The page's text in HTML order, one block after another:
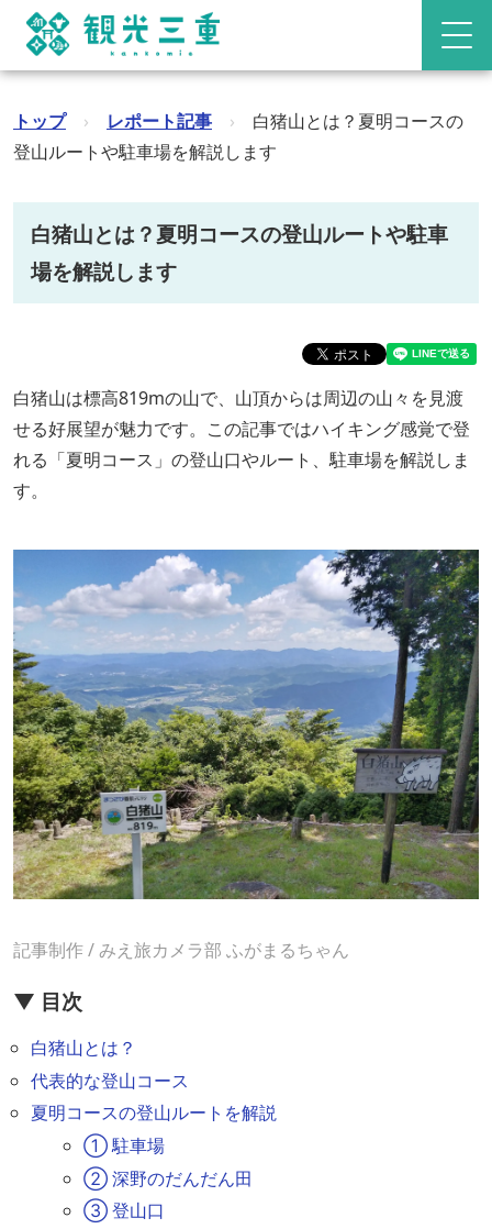
トップ › レポート記事 ›
白猪山とは？夏明コースの
登山ルートや駐車場を解説します
白猪山とは？夏明コースの登山ルートや駐車
場を解説します
白猪山は標高819mの山で、山頂からは周辺の山々を見渡
せる好展望が魅力です。この記事ではハイキング感覚で登
れる「夏明コース」の登山口やルート、駐車場を解説しま
す。
記事制作 / みえ旅カメラ部 ふがまるちゃん
▼ 目次
白猪山とは？
代表的な登山コース
夏明コースの登山ルートを解説
① 駐車場
② 深野のだんだん田
③ 登山口